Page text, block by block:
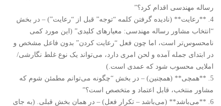
رساله مهندسی اقدام کرد؟”
4. **رعایت** (نادیده گرفتن کلمه “توجه” قبل از “رعایت”) – در بخش
“انتخاب مشاور رساله مهندسی: معیارهای کلیدی” (این مورد کمی
نامحسوس‌تر است، اما چون فعل “رعایت کردن” بدون فاعل مشخص و
در ابتدای جمله آمده و لحن امری دارد، می‌تواند یک نوع غلط نگارشی/
املایی محسوب شود که عمدی است.)
5. **همچی** (همچنین) – در بخش “چگونه می‌توانم مطمئن شوم که
مشاور منتخب، قابل اعتماد و متخصص است؟”
6. **می‌باشد** (می‌باشد – تکرار فعل) – در همان بخش قبلی. (به جای